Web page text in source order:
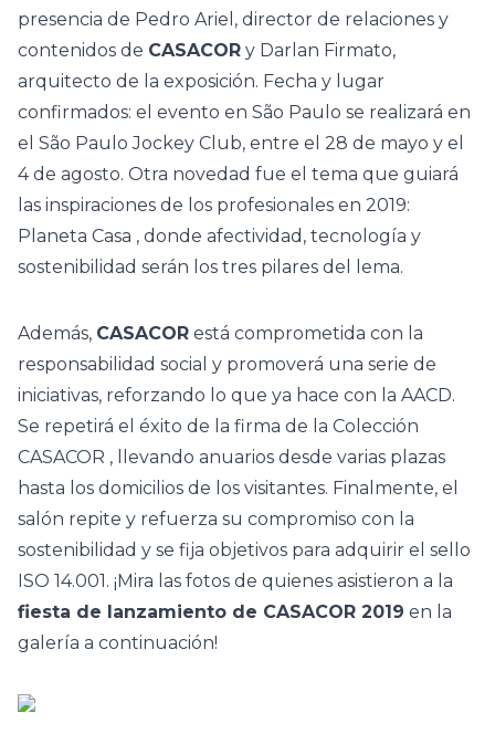
presencia de Pedro Ariel, director de relaciones y
contenidos de CASACOR y Darlan Firmato,
arquitecto de la exposición. Fecha y lugar
confirmados: el evento en São Paulo se realizará en
el São Paulo Jockey Club, entre el 28 de mayo y el
4 de agosto. Otra novedad fue el tema que guiará
las inspiraciones de los profesionales en 2019:
Planeta Casa , donde afectividad, tecnología y
sostenibilidad serán los tres pilares del lema.
Además, CASACOR está comprometida con la
responsabilidad social y promoverá una serie de
iniciativas, reforzando lo que ya hace con la AACD.
Se repetirá el éxito de la firma de la Colección
CASACOR , llevando anuarios desde varias plazas
hasta los domicilios de los visitantes. Finalmente, el
salón repite y refuerza su compromiso con la
sostenibilidad y se fija objetivos para adquirir el sello
ISO 14.001. ¡Mira las fotos de quienes asistieron a la
fiesta de lanzamiento de CASACOR 2019 en la
galería a continuación!